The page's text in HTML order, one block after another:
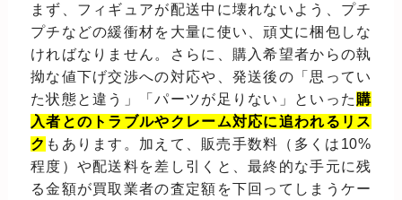
まず、フィギュアが配送中に壊れないよう、プチ
プチなどの緩衝材を大量に使い、頑丈に梱包しな
ければなりません。さらに、購入希望者からの執
拗な値下げ交渉への対応や、発送後の「思ってい
た状態と違う」「パーツが足りない」といった 購
入者とのトラブルやクレーム対応に追われるリス
ク もあります。加えて、販売手数料（多くは10%
程度）や配送料を差し引くと、最終的な手元に残
る金額が買取業者の査定額を下回ってしまうケー